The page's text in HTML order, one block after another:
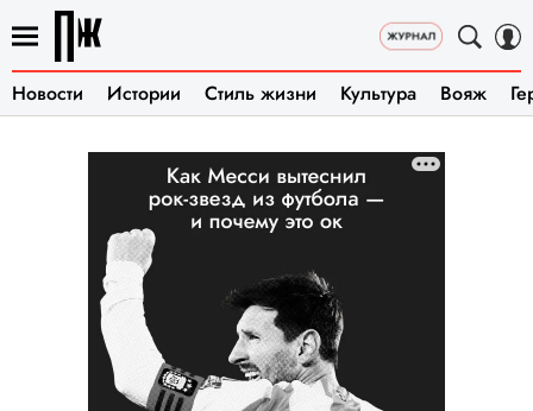
Новости Истории Стиль жизни Культура Вояж